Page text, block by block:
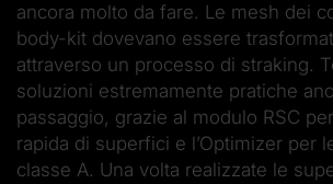
ancora molto da fare. Le mesh dei
body-kit dovevano essere
attraverso un processo di straking.
soluzioni estremamente pratiche
passaggio, grazie al modulo RSC
rapida di superfici e l’Optimizer per
classe A. Una volta realizzate le